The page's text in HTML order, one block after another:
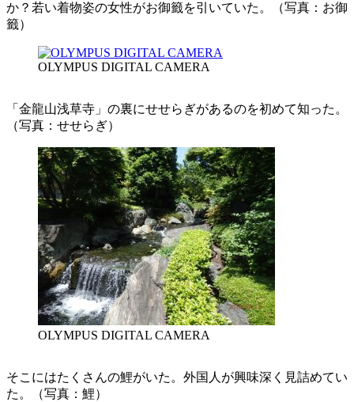
か？若い着物姿の女性がお御籤を引いていた。（写真：お御
籤）
OLYMPUS DIGITAL CAMERA
「金龍山浅草寺」の裏にせせらぎがあるのを初めて知った。
（写真：せせらぎ）
OLYMPUS DIGITAL CAMERA
そこにはたくさんの鯉がいた。外国人が興味深く見詰めてい
た。（写真：鯉）